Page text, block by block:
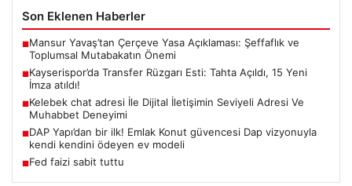
Son Eklenen Haberler
■Mansur Yavaş’tan Çerçeve Yasa Açıklaması: Şeffaflık ve
Toplumsal Mutabakatın Önemi
■Kayserispor’da Transfer Rüzgarı Esti: Tahta Açıldı, 15 Yeni
İmza atıldı!
■Kelebek chat adresi İle Dijital İletişimin Seviyeli Adresi Ve
Muhabbet Deneyimi
■DAP Yapı’dan bir ilk! Emlak Konut güvencesi Dap vizyonuyla
kendi kendini ödeyen ev modeli
■Fed faizi sabit tuttu